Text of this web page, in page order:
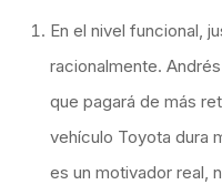
En el nivel funcional,
racionalmente.
que pagará de más
vehículo Toyota dura
es un motivador real,